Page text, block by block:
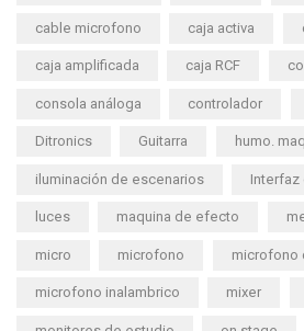
cable microfono caja activa
caja amplificada caja RCF
consola análoga controlador
Ditronics Guitarra humo.
iluminación de escenarios Interfaz
luces maquina de efecto
micro microfono microfono
microfono inalambrico mixer